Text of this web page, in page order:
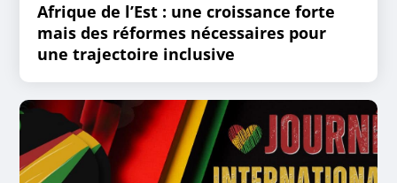
Afrique de l’Est : une croissance forte
mais des réformes nécessaires pour
une trajectoire inclusive